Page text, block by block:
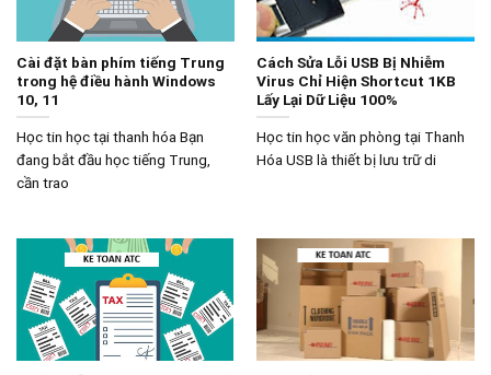
Cài đặt bàn phím tiếng Trung
trong hệ điều hành Windows
10, 11
Học tin học tại thanh hóa Bạn
đang bắt đầu học tiếng Trung,
cần trao
Cách Sửa Lỗi USB Bị Nhiễm
Virus Chỉ Hiện Shortcut 1KB
Lấy Lại Dữ Liệu 100%
Học tin học văn phòng tại Thanh
Hóa USB là thiết bị lưu trữ di